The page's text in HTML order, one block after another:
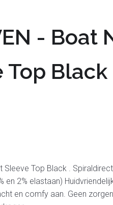
- Boat
Top Black
Sleeve Top Black .
2% elastaan)
en comfy aan. Geen